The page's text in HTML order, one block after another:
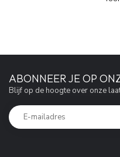
ABONNEER JE OP
Blijf op de hoogte over onze